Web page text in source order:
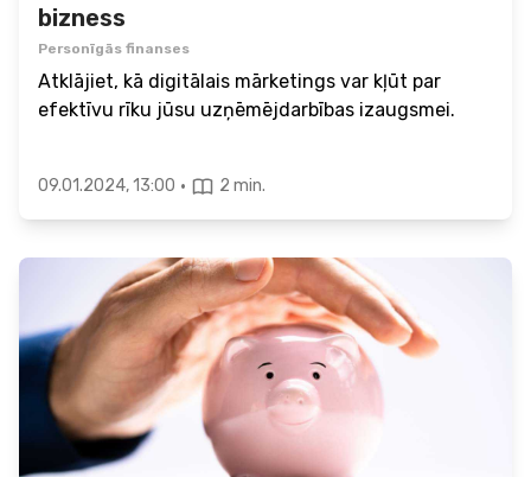
bizness
Personīgās finanses
Atklājiet, kā digitālais mārketings var kļūt par
efektīvu rīku jūsu uzņēmējdarbības izaugsmei.
09.01.2024, 13:00 · 2 min.